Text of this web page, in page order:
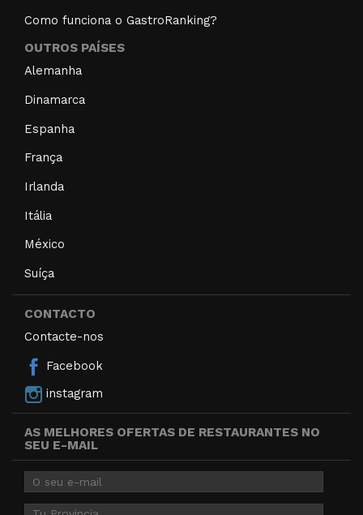
Como funciona o GastroRanking?
OUTROS PAÍSES
Alemanha
Dinamarca
Espanha
França
Irlanda
Itália
México
Suíça
CONTACTO
Contacte-nos
Facebook
instagram
AS MELHORES OFERTAS DE RESTAURANTES NO
SEU E-MAIL